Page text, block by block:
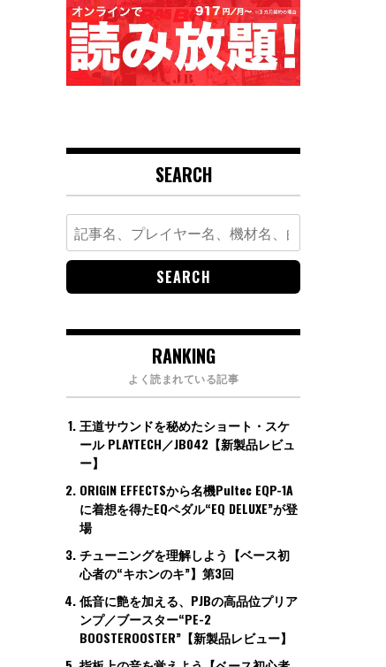
SEARCH
Search
for:
RANKING
よく読まれている記事
王道サウンドを秘めたショート・スケ
ール PLAYTECH／JB042【新製品レビュ
ー】
ORIGIN EFFECTSから名機Pultec EQP-1A
に着想を得たEQペダル“EQ DELUXE”が登
場
チューニングを理解しよう【ベース初
心者の“キホンのキ”】第3回
低音に艶を加える、PJBの高品位プリア
ンプ／ブースター“PE-2
BOOSTEROOSTER”【新製品レビュー】